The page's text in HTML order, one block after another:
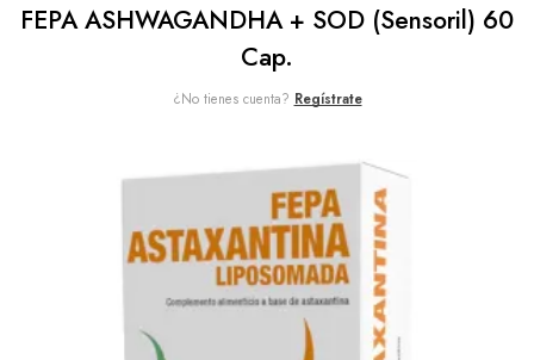
FEPA ASHWAGANDHA + SOD (Sensoril) 60
Cap.
¿No tienes cuenta? Regístrate